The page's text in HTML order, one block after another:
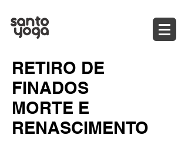
RETIRO DE
FINADOS
MORTE E
RENASCIMENTO